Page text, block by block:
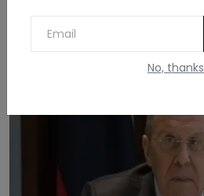
No, thanks
ट्यू...
Balusingh Purohit